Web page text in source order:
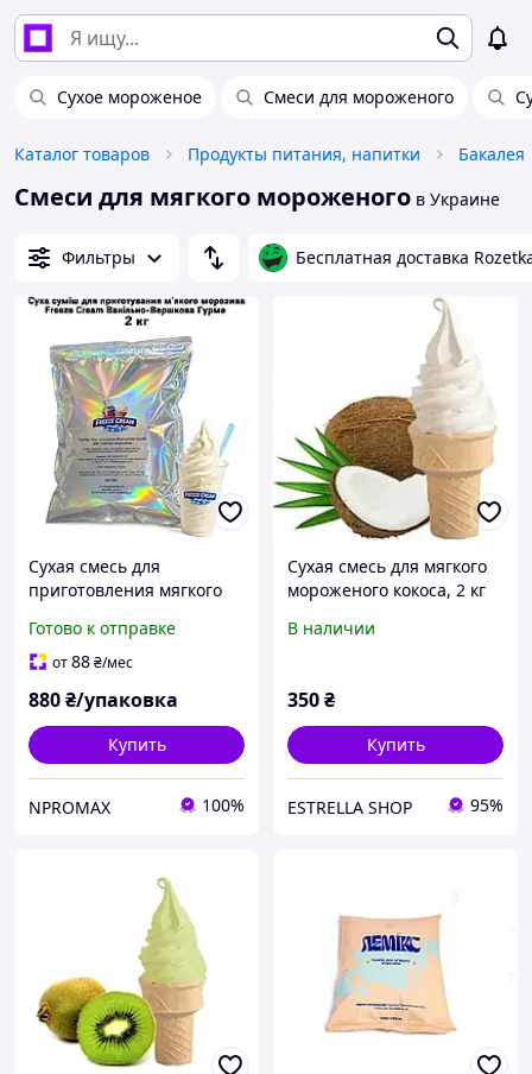
Сухое мороженое Смеси для мороженого
Каталог товаров Продукты питания, напитки Бакалея
Смеси для мягкого мороженого в Украине
Фильтры Бесплатная доставка
Сухая смесь для
приготовления мягкого
Ванильно-Сливочная
Гурме 2 кг
Готово к отправке
от88₴/мес
880₴/упаковка
Купить
NPROMAX 100%
Сухая смесь для мягкого
мороженого кокоса, 2 кг
В наличии
350₴
Купить
ESTRELLA SHOP 95%